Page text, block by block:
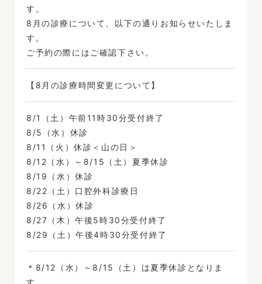
す。
8月の診療について、以下の通りお知らせいたしま
す。
ご予約の際にはご確認下さい。
【8月の診療時間変更について】
8/1（土）午前11時30分受付終了
8/5（水）休診
8/11（火）休診＜山の日＞
8/12（水）～8/15（土）夏季休診
8/19（水）休診
8/22（土）口腔外科診療日
8/26（水）休診
8/27（木）午後5時30分受付終了
8/29（土）午後4時30分受付終了
＊8/12（水）～8/15（土）は夏季休診となりま